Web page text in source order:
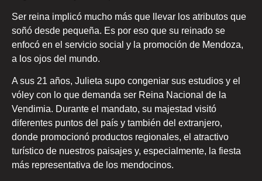
Ser reina implicó mucho más que llevar los atributos que
soñó desde pequeña. Es por eso que su reinado se
enfocó en el servicio social y la promoción de Mendoza,
a los ojos del mundo.
A sus 21 años, Julieta supo congeniar sus estudios y el
vóley con lo que demanda ser Reina Nacional de la
Vendimia. Durante el mandato, su majestad visitó
diferentes puntos del país y también del extranjero,
donde promocionó productos regionales, el atractivo
turístico de nuestros paisajes y, especialmente, la fiesta
más representativa de los mendocinos.